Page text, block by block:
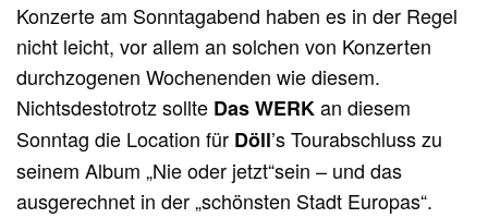
Konzerte am Sonntagabend haben es in der Regel
nicht leicht, vor allem an solchen von Konzerten
durchzogenen Wochenenden wie diesem.
Nichtsdestotrotz sollte Das WERKan diesem
Sonntag die Location für Döll’s Tourabschluss zu
seinem Album „Nie oder jetzt“sein – und das
ausgerechnet in der „schönsten Stadt Europas“.